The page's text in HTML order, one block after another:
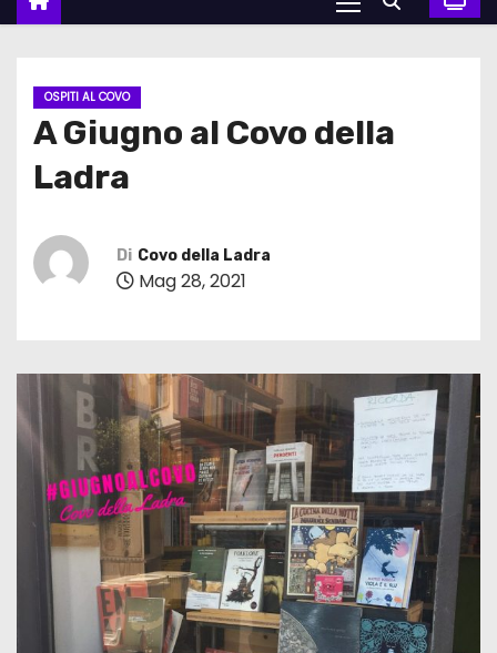
OSPITI AL COVO
A Giugno al Covo della
Ladra
Di Covo della Ladra
Mag 28, 2021